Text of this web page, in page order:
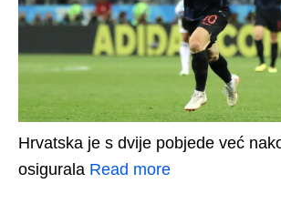
Hrvatska je s dvije pobjede već
osigurala Read more